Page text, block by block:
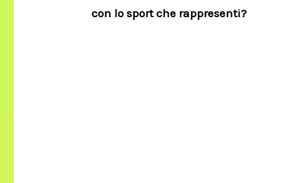
con lo sport che rappresenti?